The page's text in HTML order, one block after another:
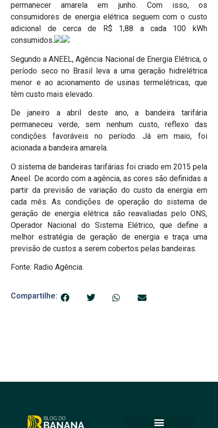
permanecer amarela em junho. Com isso, os
consumidores de energia elétrica seguem com o custo
adicional de cerca de R$ 1,88 a cada 100 kWh
consumidos.
Segundo a ANEEL, Agência Nacional de Energia Elétrica, o
período seco no Brasil leva a uma geração hidrelétrica
menor e ao acionamento de usinas termelétricas, que
têm custo mais elevado.
De janeiro a abril deste ano, a bandeira tarifária
permaneceu verde, sem nenhum custo, reflexo das
condições favoráveis no período. Já em maio, foi
acionada a bandeira amarela.
O sistema de bandeiras tarifárias foi criado em 2015 pela
Aneel. De acordo com a agência, as cores são definidas a
partir da previsão de variação do custo da energia em
cada mês. As condições de operação do sistema de
geração de energia elétrica são reavaliadas pelo ONS,
Operador Nacional do Sistema Elétrico, que define a
melhor estratégia de geração de energia e traça uma
previsão de custos a serem cobertos pelas bandeiras.
Fonte: Radio Agência.
Compartilhe: